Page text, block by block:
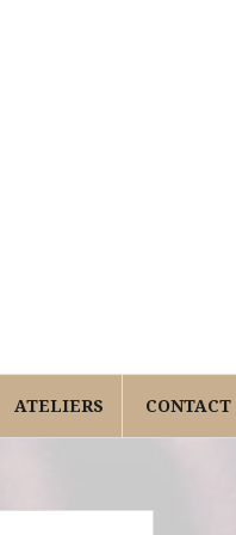
ATELIERS CONTACT